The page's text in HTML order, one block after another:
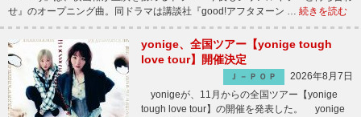
せ』のオープニング曲。同ドラマは講談社『good!アフタヌーン … 続きを読む
yonige、全国ツアー【yonige tough
love tour】開催決定
Ｊ－ＰＯＰ
2026年8月7日
yonigeが、11月からの全国ツアー【yonige
tough love tour】の開催を発表した。 yonige